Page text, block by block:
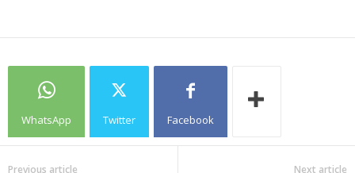
WhatsApp Twitter Facebook
Previous article Next article